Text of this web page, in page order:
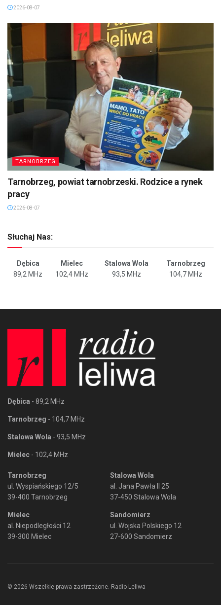
2026-08-07
TARNOBRZEG
Tarnobrzeg, powiat tarnobrzeski. Rodzice a rynek
pracy
2026-08-07
Słuchaj Nas:
Dębica Mielec Stalowa Wola
Tarnobrzeg
89,2 MHz
102,4 MHz 93,5 MHz 104,7 MHz
Dębica - 89,2 MHz
Tarnobrzeg - 104,7 MHz
Stalowa Wola - 93,5 MHz
Mielec - 102,4 MHz
Tarnobrzeg
ul. Wyspiańskiego 12/5
39-400 Tarnobrzeg
Mielec
al. Niepodległości 12
39-300 Mielec
Stalowa Wola
al. Jana Pawła II 25
37-450 Stalowa Wola
Sandomierz
ul. Wojska Polskiego 12
27-600 Sandomierz
© 2026 Wszelkie prawa zastrzeżone. Radio Leliwa